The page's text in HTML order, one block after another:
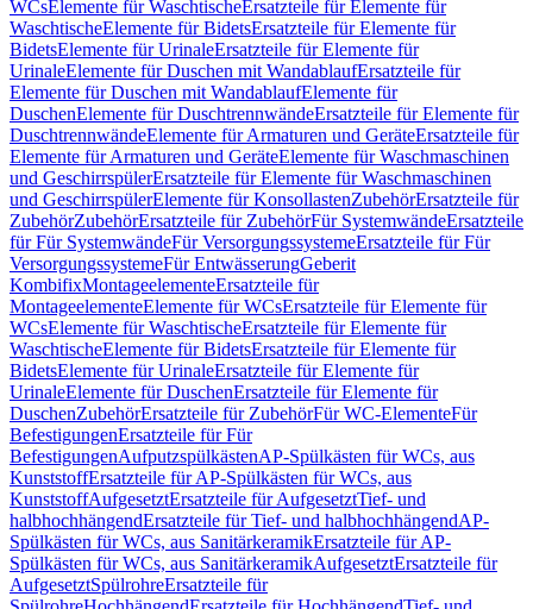
WCsElemente für WaschtischeErsatzteile für Elemente für
WaschtischeElemente für BidetsErsatzteile für Elemente für
BidetsElemente für UrinaleErsatzteile für Elemente für
UrinaleElemente für Duschen mit WandablaufErsatzteile für
Elemente für Duschen mit WandablaufElemente für
DuschenElemente für DuschtrennwändeErsatzteile für Elemente für
DuschtrennwändeElemente für Armaturen und GeräteErsatzteile für
Elemente für Armaturen und GeräteElemente für Waschmaschinen
und GeschirrspülerErsatzteile für Elemente für Waschmaschinen
und GeschirrspülerElemente für KonsollastenZubehörErsatzteile für
ZubehörZubehörErsatzteile für ZubehörFür SystemwändeErsatzteile
für Für SystemwändeFür VersorgungssystemeErsatzteile für Für
VersorgungssystemeFür EntwässerungGeberit
KombifixMontageelementeErsatzteile für
MontageelementeElemente für WCsErsatzteile für Elemente für
WCsElemente für WaschtischeErsatzteile für Elemente für
WaschtischeElemente für BidetsErsatzteile für Elemente für
BidetsElemente für UrinaleErsatzteile für Elemente für
UrinaleElemente für DuschenErsatzteile für Elemente für
DuschenZubehörErsatzteile für ZubehörFür WC-ElementeFür
BefestigungenErsatzteile für Für
BefestigungenAufputzspülkästenAP-Spülkästen für WCs, aus
KunststoffErsatzteile für AP-Spülkästen für WCs, aus
KunststoffAufgesetztErsatzteile für AufgesetztTief- und
halbhochhängendErsatzteile für Tief- und halbhochhängendAP-
Spülkästen für WCs, aus SanitärkeramikErsatzteile für AP-
Spülkästen für WCs, aus SanitärkeramikAufgesetztErsatzteile für
AufgesetztSpülrohreErsatzteile für